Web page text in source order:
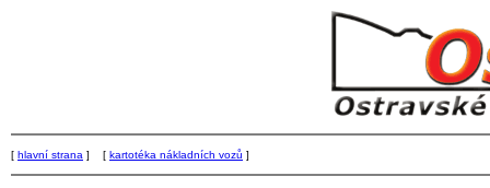
[ hlavní strana ] [ kartotéka nákladních vozů ]